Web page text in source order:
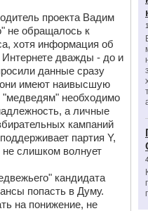
проекта Вадим
не обращалось к
хотя информация об
дважды - до и
данные сразу
они имеют наивысшую
"медведям" необходимо
а личные
кампаний
партия Y,
не слишком волнует
кандидата
попасть в Думу.
на понижение, не